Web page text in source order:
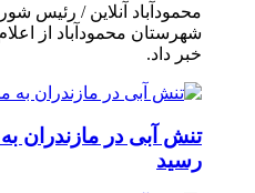
محمودآباد آنلاین / رئیس
خبر داد.
تنش آبی در مازندران
رسيد